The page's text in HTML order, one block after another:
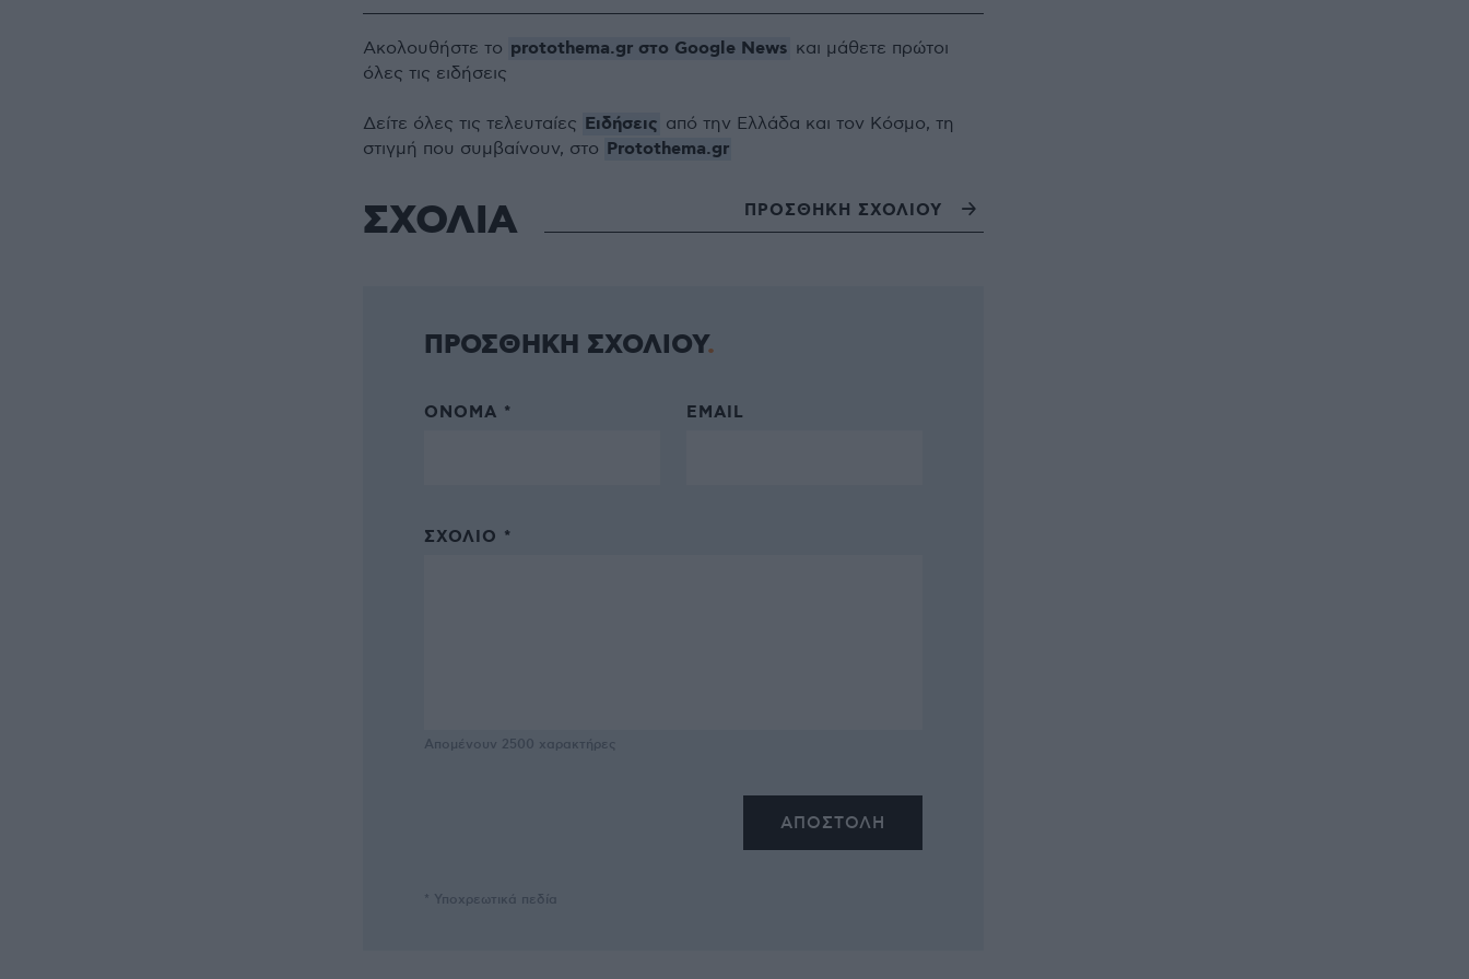
Ακολουθήστε το protothema.gr στο Google News και μάθετε πρώτοι
όλες τις ειδήσεις
Δείτε όλες τις τελευταίες Ειδήσεις από την Ελλάδα και τον Κόσμο, τη
στιγμή που συμβαίνουν, στο Protothema.gr
ΣΧΟΛΙΑ ΠΡΟΣΘΗΚΗ ΣΧΟΛΙΟΥ
ΠΡΟΣΘΗΚΗ ΣΧΟΛΙΟΥ
ΌΝΟΜΑ * EMAIL
ΣΧΌΛΙΟ *
Απομένουν 2500 χαρακτήρες
* Υποχρεωτικά πεδία